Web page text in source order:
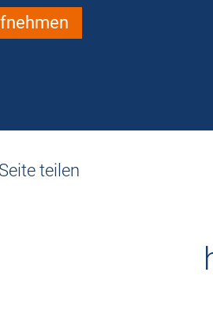
teilen